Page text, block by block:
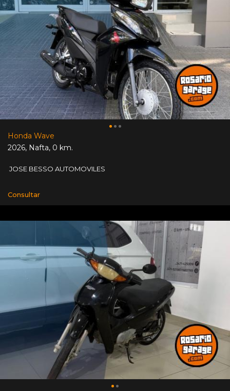
Honda Wave
2026, Nafta, 0 km.
JOSE BESSO AUTOMOVILES
Consultar